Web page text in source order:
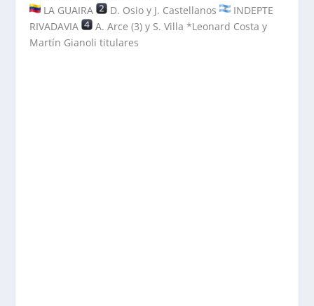
LA GUAIRA D. Osio y J. Castellanos
INDEPTE
RIVADAVIA
A. Arce (3) y S. Villa *Leonard Costa y
Martín Gianoli titulares